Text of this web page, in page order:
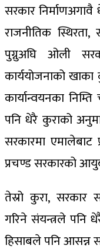
सरकार
राजनीतिक स्थिरता,
पुग्नुअघि ओली
कार्ययोजनाको खाका
कार्यान्वयनका
पनि धेरै कुराको
सरकारमा एमालेबाट
प्रचण्ड सरकारको
तेस्रो कुरा, सरकार
गरिने संयन्त्रले पनि
हिसाबले पनि आसन्न